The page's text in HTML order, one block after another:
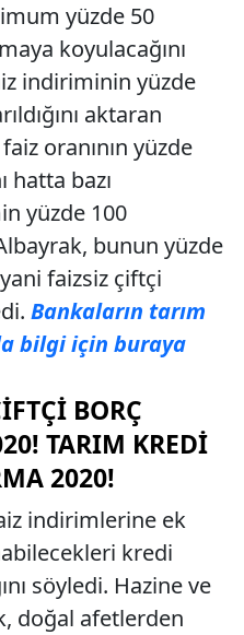
yüzde 50
koyulacağını
indiriminin yüzde
aktaran
oranının yüzde
hatta bazı
yüzde 100
bunun yüzde
faizsiz çiftçi
Bankaların tarım
bilgi için buraya
BORÇ
TARIM KREDI
2020!
indirimlerine ek
kredi
söyledi. Hazine ve
doğal afetlerden